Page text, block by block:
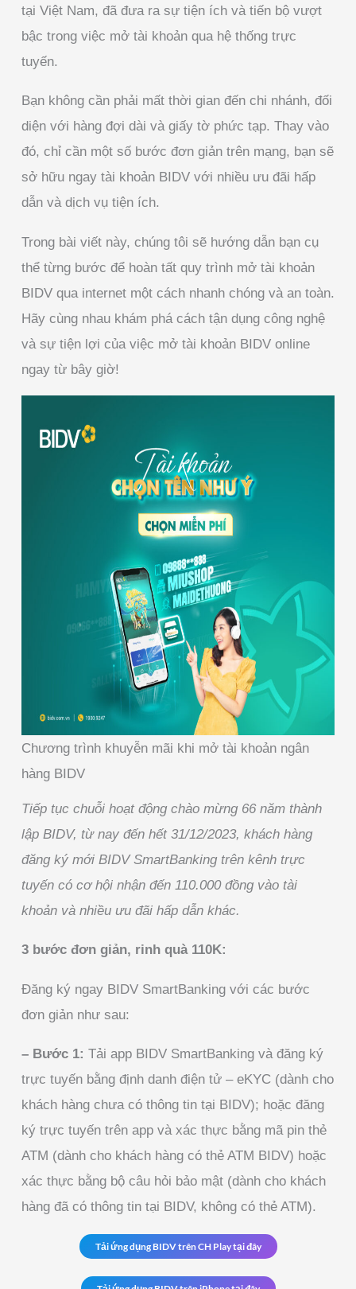
tại Việt Nam, đã đưa ra sự tiện ích và tiến bộ vượt
bậc trong việc mở tài khoản qua hệ thống trực
tuyến.
Bạn không cần phải mất thời gian đến chi nhánh, đối
diện với hàng đợi dài và giấy tờ phức tạp. Thay vào
đó, chỉ cần một số bước đơn giản trên mạng, bạn sẽ
sở hữu ngay tài khoản BIDV với nhiều ưu đãi hấp
dẫn và dịch vụ tiện ích.
Trong bài viết này, chúng tôi sẽ hướng dẫn bạn cụ
thể từng bước để hoàn tất quy trình mở tài khoản
BIDV qua internet một cách nhanh chóng và an toàn.
Hãy cùng nhau khám phá cách tận dụng công nghệ
và sự tiện lợi của việc mở tài khoản BIDV online
ngay từ bây giờ!
Chương trình khuyễn mãi khi mở tài khoản ngân
hàng BIDV
Tiếp tục chuỗi hoạt động chào mừng 66 năm thành
lập BIDV, từ nay đến hết 31/12/2023, khách hàng
đăng ký mới BIDV SmartBanking trên kênh trực
tuyến có cơ hội nhận đến 110.000 đồng vào tài
khoản và nhiều ưu đãi hấp dẫn khác.
3 bước đơn giản, rinh quà 110K:
Đăng ký ngay BIDV SmartBanking với các bước
đơn giản như sau:
– Bước 1: Tải app BIDV SmartBanking và đăng ký
trực tuyến bằng định danh điện tử – eKYC (dành cho
khách hàng chưa có thông tin tại BIDV); hoặc đăng
ký trực tuyến trên app và xác thực bằng mã pin thẻ
ATM (dành cho khách hàng có thẻ ATM BIDV) hoặc
xác thực bằng bộ câu hỏi bảo mật (dành cho khách
hàng đã có thông tin tại BIDV, không có thẻ ATM).
Tải ứng dụng BIDV trên CH Play tại đây